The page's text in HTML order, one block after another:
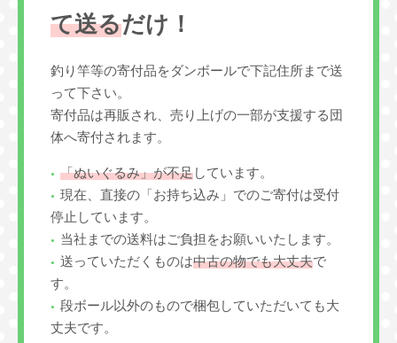
て送るだけ！
釣り竿等の寄付品をダンボールで下記住所まで送
って下さい。
寄付品は再販され、売り上げの一部が支援する団
体へ寄付されます。
「ぬいぐるみ」が不足しています。
現在、直接の「お持ち込み」でのご寄付は受付
停止しています。
当社までの送料はご負担をお願いいたします。
送っていただくものは中古の物でも大丈夫で
す。
段ボール以外のもので梱包していただいても大
丈夫です。